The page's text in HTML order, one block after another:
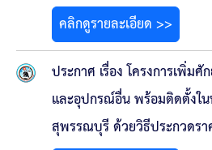
ประกาศจัดซื้อ-จัดจ้าง
ประกาศจัดซื้อ-จัดจ้างภาค
รายงานผู้ใช้บริการกล้อง
คลิกดูรายละเอียด >>
ประกาศ เรื่อง โครงการเพิ่
และอุปกรณ์อื่น พร้อมติดตั้งใน
สุพรรณบุรี ด้วยวิธีประกวดรา